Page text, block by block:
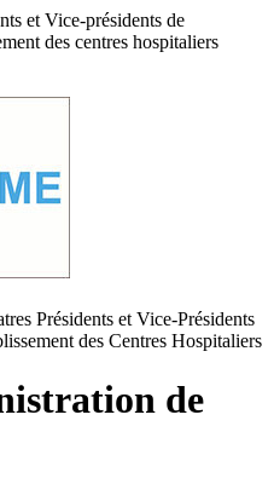
et Vice-présidents de
des centres hospitaliers
Présidents et Vice-Présidents
des Centres Hospitaliers
de